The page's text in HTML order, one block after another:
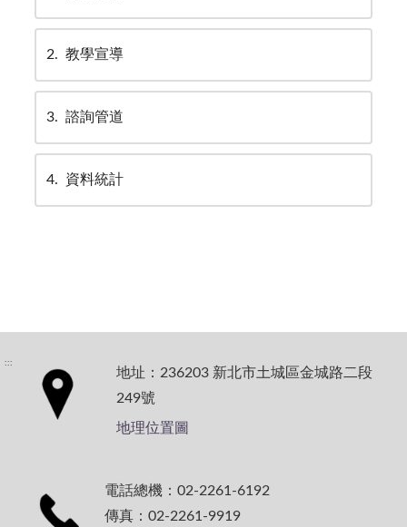
2 教學宣導
3 諮詢管道
4 資料統計
:::
地址：236203 新北市土城區金城路二段
249號
地理位置圖
電話總機：02-2261-6192
傳真：02-2261-9919